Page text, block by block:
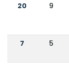
20
9
7 5